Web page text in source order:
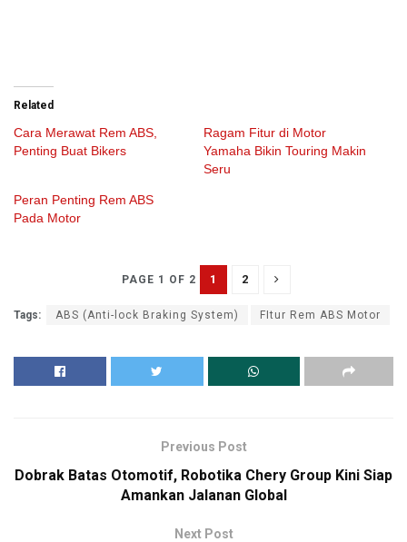
Related
Cara Merawat Rem ABS,
Penting Buat Bikers
Ragam Fitur di Motor
Yamaha Bikin Touring Makin
Seru
Peran Penting Rem ABS
Pada Motor
PAGE 1 OF 2 1 2
Tags: ABS (Anti-lock Braking System) FItur Rem ABS Motor
Previous Post
Dobrak Batas Otomotif, Robotika Chery Group Kini Siap
Amankan Jalanan Global
Next Post